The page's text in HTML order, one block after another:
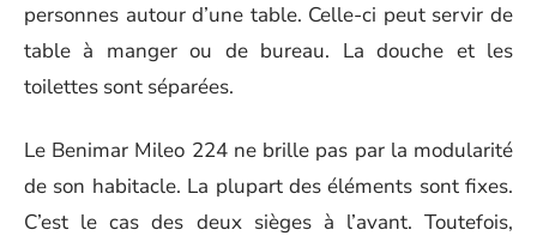
personnes autour d’une table. Celle-ci peut servir de
table à manger ou de bureau. La douche et les
toilettes sont séparées.
Le Benimar Mileo 224 ne brille pas par la modularité
de son habitacle. La plupart des éléments sont fixes.
C’est le cas des deux sièges à l’avant. Toutefois,